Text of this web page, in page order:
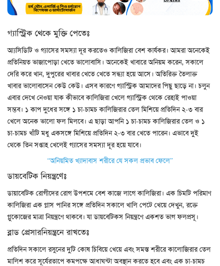
গ্যাস্ট্রিক থেকে মুক্তি পেতেঃ
আ্যসিডিটি ও গ্যাসের সমস্যা দূর করতেও কালিজিরা বেশ কার্যকর। আমরা অনেকেই
প্রতিনিয়ত ভাজাপোড়া খেতে ভালোবাসি। অনেকেই খাবারে অনিয়ম করেন, সকালে
দেরি করে খান, দুপুরের খাবার খেতে খেতে সন্ধ্যা হয়ে আসে। অতিরিক্ত তৈলাক্ত
খাবার ভালোবাসেন কেউ কেউ। এসব কারণে গ্যাস্ট্রিক আমাদের পিছু ছাড়ে না। চলুন
এবার দেখে নেওয়া যাক কীভাবে কালিজিরা খেলে গ্যাস্ট্রিক থেকে রেহাই পাওয়া
সম্ভব। ১ কাপ দুধের সঙ্গে ১ চা-চামচ কালিজিরার তেল মিশিয়ে প্রতিদিন ২-৩ বার
খেলে অনেক ভালো ফল মিলবে। এ ছাড়া আপনি ১ চা-চামচ কালিজিরার তেল ও ১
চা-চামচ খাঁটি মধু একসঙ্গে মিশিয়ে প্রতিদিন ২-৩ বার খেতে পারেন। এভাবে দুই
থেকে তিন সপ্তাহ খেলেই গ্যাসের সমস্যা দূর হয়ে যাবে।
“অনিয়মিত খ্যাদাবাস শরীরে যে সকল প্রভাব ফেলে”
ডায়বেটিক নিয়ন্ত্রণেঃ
ডায়াবেটিক রোগীদের রোগ উপশমে বেশ কাজে লাগে কালিজিরা। এক চিমটি পরিমাণ
কালিজিরা এক গ্লাস পানির সঙ্গে প্রতিদিন সকালে খালি পেটে খেয়ে দেখুন, রক্তে
গ্লুকোজের মাত্রা নিয়ন্ত্রণে থাকবে। যা ডায়বেটিকস নিয়ন্ত্রণে একশত ভাগ ফলপ্রসূ।
ব্লাড প্রেসারনিয়ন্ত্রনে রাখতেঃ
প্রতিদিন সকালে রসুনের দুটি কোষ চিবিয়ে খেয়ে এবং সমস্ত শরীরে কালোজিরার তেল
মালিশ করে সূর্যেরতাপে কমপক্ষে আধাঘন্টা অবস্থান করতে হবে এবং এক চা-চামচ